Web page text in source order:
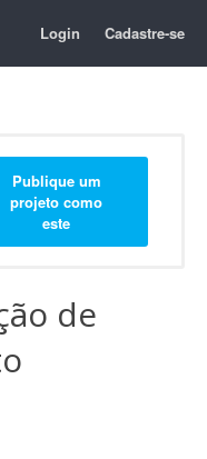
Login Cadastre-se
Publique um
projeto como
este
de